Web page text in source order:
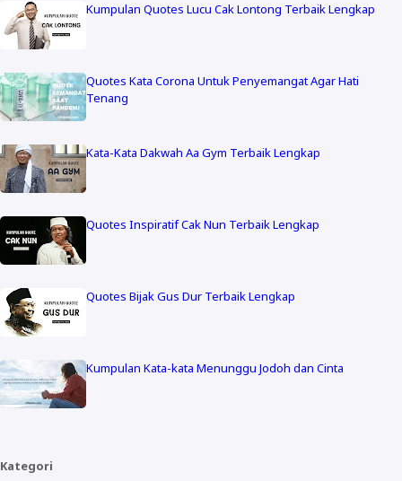
Kumpulan Quotes Lucu Cak Lontong Terbaik Lengkap
Quotes Kata Corona Untuk Penyemangat Agar Hati
Tenang
Kata-Kata Dakwah Aa Gym Terbaik Lengkap
Quotes Inspiratif Cak Nun Terbaik Lengkap
Quotes Bijak Gus Dur Terbaik Lengkap
Kumpulan Kata-kata Menunggu Jodoh dan Cinta
Kategori